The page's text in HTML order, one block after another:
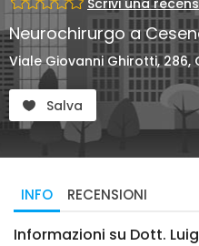
Scrivi una
Neurochirurgo a
Viale Giovanni Ghirotti, 286,
Salva
INFO RECENSIONI
Informazioni su Dott.